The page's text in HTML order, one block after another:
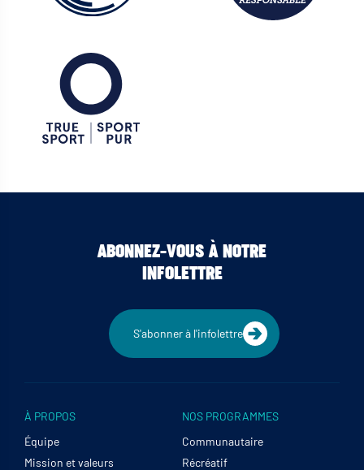
ABONNEZ-VOUS À NOTRE
INFOLETTRE
S'abonner à l'infolettre
À PROPOS
Équipe
Mission et valeurs
NOS PROGRAMMES
Communautaire
Récréatif